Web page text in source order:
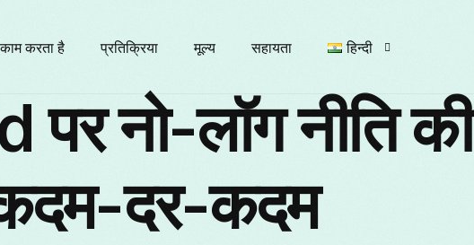
करता है प्रतिक्रिया मूल्य सहायता हिन्दी
नो-लॉग नीति की
दर-कदम